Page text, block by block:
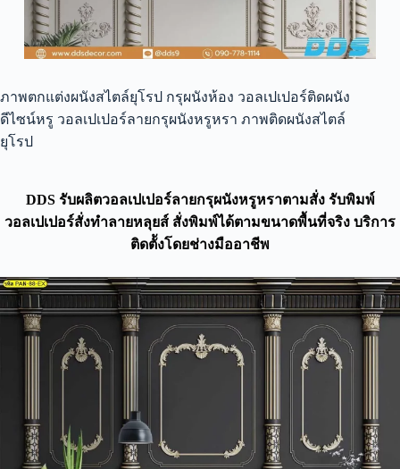
ภาพตกแต่งผนังสไตล์ยุโรป กรุผนังห้อง วอลเปเปอร์ติดผนัง
ดีไซน์หรู วอลเปเปอร์ลายกรุผนังหรูหรา ภาพติดผนังสไตล์
ยุโรป
DDS รับผลิตวอลเปเปอร์ลายกรุผนังหรูหราตามสั่ง รับพิมพ์
วอลเปเปอร์สั่งทำลายหลุยส์ สั่งพิมพ์ได้ตามขนาดพื้นที่จริง บริการ
ติดตัังโดยช่างมืออาชีพ